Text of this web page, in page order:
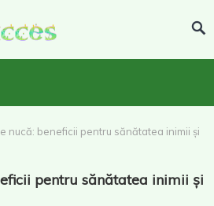
nucă: beneficii pentru sănătatea inimii și
pentru sănătatea inimii și